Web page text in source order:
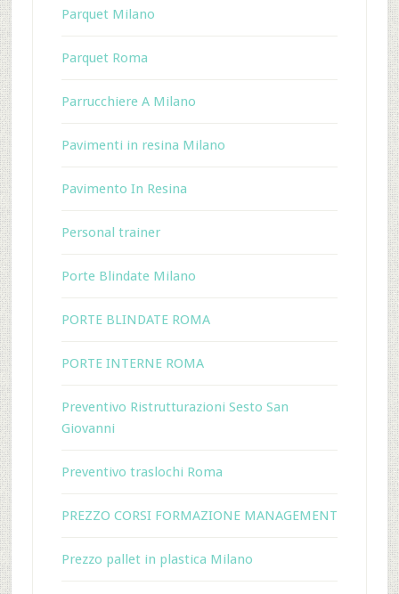
Parquet Milano
Parquet Roma
Parrucchiere A Milano
Pavimenti in resina Milano
Pavimento In Resina
Personal trainer
Porte Blindate Milano
PORTE BLINDATE ROMA
PORTE INTERNE ROMA
Preventivo Ristrutturazioni Sesto San
Giovanni
Preventivo traslochi Roma
PREZZO CORSI FORMAZIONE MANAGEMENT
Prezzo pallet in plastica Milano